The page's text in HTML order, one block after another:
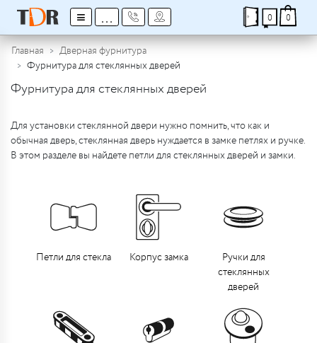
≡ ... 0 0
Главная
Дверная фурнитура
Фурнитура для стеклянных дверей
Фурнитура для стеклянных дверей
Для установки стеклянной двери нужно помнить, что как и
обычная дверь, стеклянная дверь нуждается в замке петлях и ручке.
В этом разделе вы найдете петли для стеклянных дверей и замки.
Петли для стекла Корпус замка
Ручки для
стеклянных
дверей